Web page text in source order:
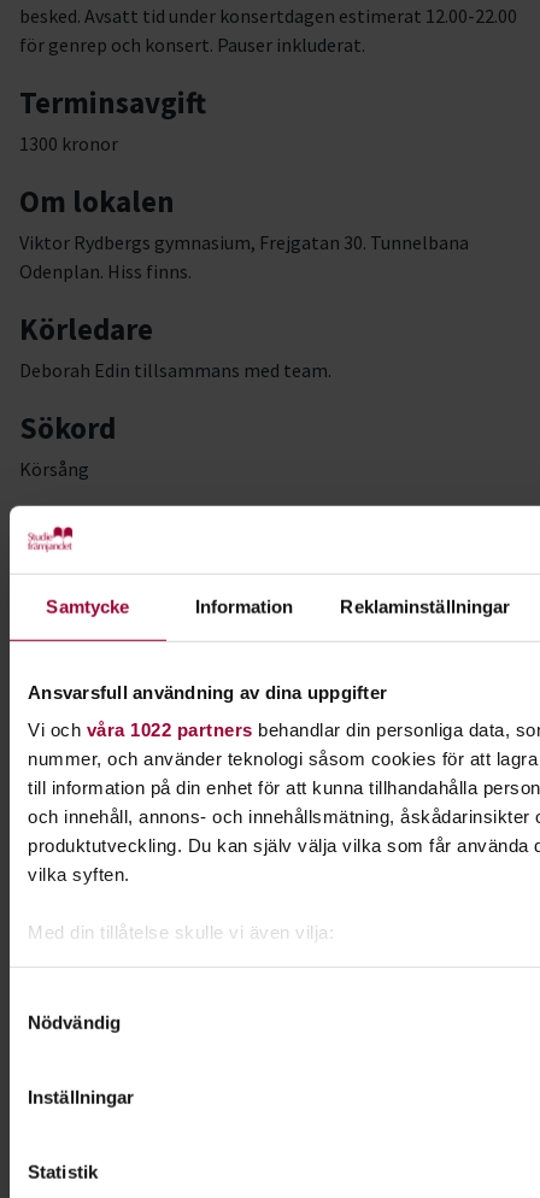
Samtycke Information Reklaminställningar
Ansvarsfull användning av dina uppgifter
Vi och våra 1022 partners behandlar din personliga data,
nummer, och använder teknologi såsom cookies för att
till information på din enhet för att kunna tillhandahålla
och innehåll, annons- och innehållsmätning, åskådarinsikter
produktutveckling. Du kan själv välja vilka som får använda
vilka syften.
Med din tillåtelse skulle vi även vilja:
Samla in information om din geografiska plats som
Identifiera din enhet genom att aktivt skanna den för
Ta reda på mer om hur dina personliga uppgifter behandlas
preferenser i
Nödvändig
Inställningar
Statistik
besked. Avsatt tid under konsertdagen estimerat 12.00-22.00
för genrep och konsert. Pauser inkluderat.
Terminsavgift
1300 kronor
Om lokalen
Viktor Rydbergs gymnasium, Frejgatan 30. Tunnelbana
Odenplan. Hiss finns.
Körledare
Deborah Edin tillsammans med team.
Sökord
Körsång
Nybörjarkör
#kurserht26stockholm
#körstockholm
Kursledare
Deborah Edin
Kontakt
Helen Pettersson
Folkbildningsutvecklare Musik